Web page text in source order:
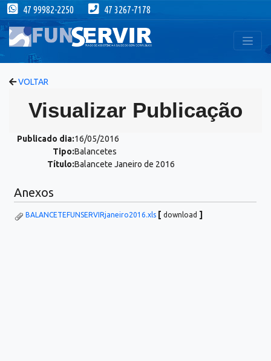
47 99982-2250 47 3267-7178
VOLTAR
Visualizar Publicação
Publicado dia:16/05/2016
Tipo:Balancetes
Título:Balancete Janeiro de 2016
Anexos
BALANCETEFUNSERVIRjaneiro2016.xls [ download ]